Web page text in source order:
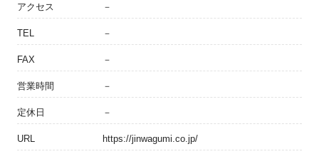
アクセス －
TEL －
FAX －
営業時間 －
定休日 －
URL https://jinwagumi.co.jp/